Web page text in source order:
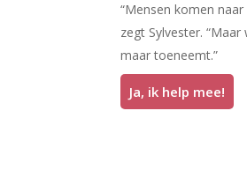
“Mensen komen
zegt Sylvester.
maar toeneemt.”
Ja, ik help mee!